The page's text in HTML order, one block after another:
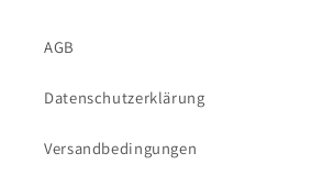
AGB
Datenschutzerklärung
Versandbedingungen